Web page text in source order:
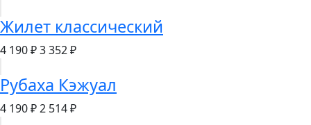
Жилет классический
4 190 ₽3 352 ₽
Рубаха Кэжуал
4 190 ₽2 514 ₽